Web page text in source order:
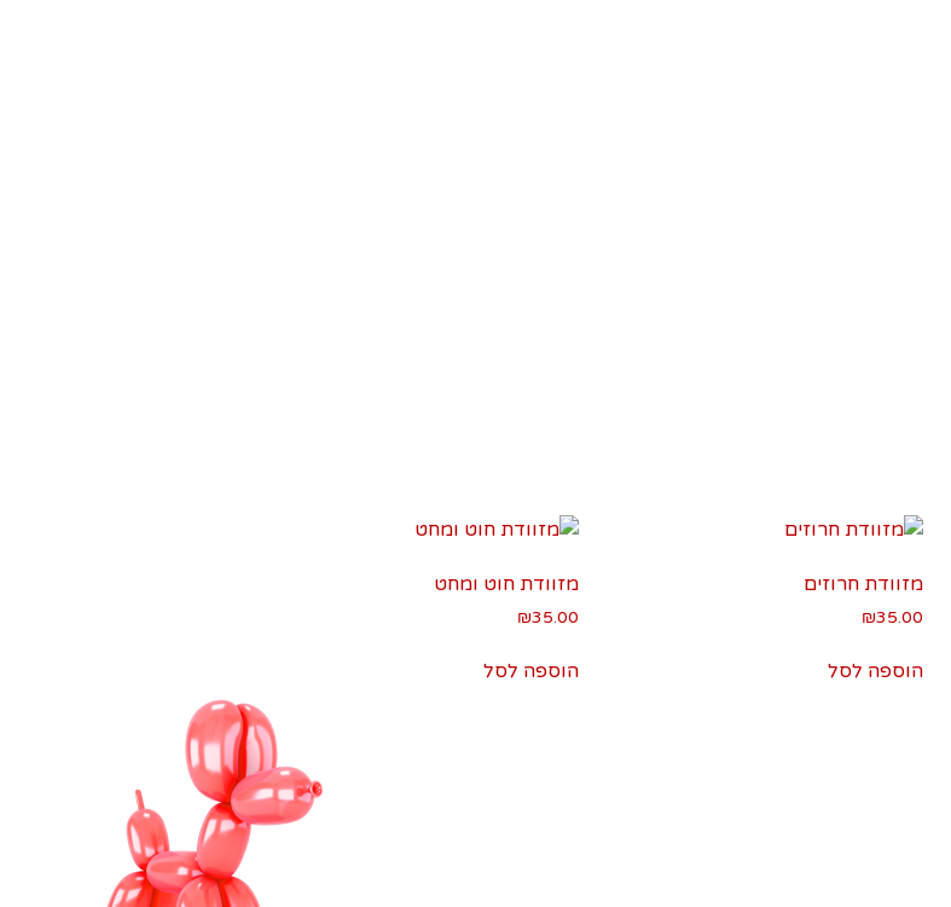
מזוודת חרוזים
₪35.00
הוספה לסל
מזוודת חוט ומחט
₪35.00
הוספה לסל